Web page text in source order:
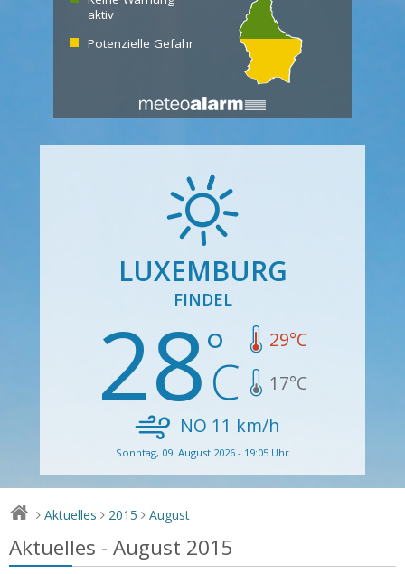
aktiv
Potenzielle Gefahr
LUXEMBURG
FINDEL
28 29°C
17°C
NO 11 km/h
Sonntag, 09. August 2026 - 19:05 Uhr
> Aktuelles > 2015 > August
Aktuelles - August 2015